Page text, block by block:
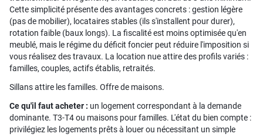
Cette simplicité présente des avantages concrets : gestion légère
(pas de mobilier), locataires stables (ils s'installent pour durer),
rotation faible (baux longs). La fiscalité est moins optimisée qu'en
meublé, mais le régime du déficit foncier peut réduire l'imposition si
vous réalisez des travaux. La location nue attire des profils variés :
familles, couples, actifs établis, retraités.
Sillans attire les familles. Offre de maisons.
Ce qu'il faut acheter : un logement correspondant à la demande
dominante. T3-T4 ou maisons pour familles. L'état du bien compte :
privilégiez les logements prêts à louer ou nécessitant un simple